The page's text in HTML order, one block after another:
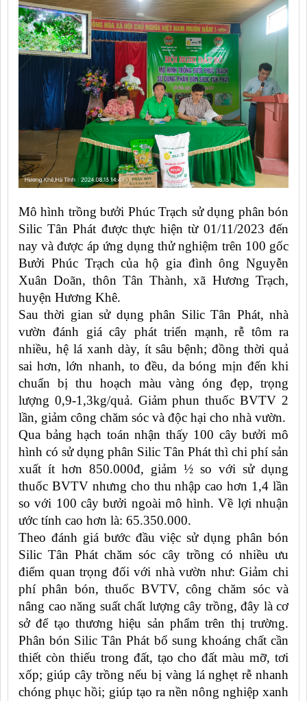
Mô hình trồng bưởi Phúc Trạch sử dụng phân bón
Silic Tân Phát được thực hiện từ 01/11/2023 đến
nay và được áp ứng dụng thử nghiệm trên 100 gốc
Bưởi Phúc Trạch của hộ gia đình ông Nguyễn
Xuân Doãn, thôn Tân Thành, xã Hương Trạch,
huyện Hương Khê.
Sau thời gian sử dụng phân Silic Tân Phát, nhà
vườn đánh giá cây phát triển mạnh, rễ tôm ra
nhiều, hệ lá xanh dày, ít sâu bệnh; đồng thời quả
sai hơn, lớn nhanh, to đều, da bóng mịn đến khi
chuẩn bị thu hoạch màu vàng óng đẹp, trọng
lượng 0,9-1,3kg/quả. Giảm phun thuốc BVTV 2
lần, giảm công chăm sóc và độc hại cho nhà vườn.
Qua bảng hạch toán nhận thấy 100 cây bưởi mô
hình có sử dụng phân Silic Tân Phát thì chi phí sản
xuất ít hơn 850.000đ, giảm ½ so với sử dụng
thuốc BVTV nhưng cho thu nhập cao hơn 1,4 lần
so với 100 cây bưởi ngoài mô hình. Về lợi nhuận
ước tính cao hơn là: 65.350.000.
Theo đánh giá bước đầu việc sử dụng phân bón
Silic Tân Phát chăm sóc cây trồng có nhiều ưu
điểm quan trọng đối với nhà vườn như: Giảm chi
phí phân bón, thuốc BVTV, công chăm sóc và
nâng cao năng suất chất lượng cây trồng, đây là cơ
sở để tạo thương hiệu sản phẩm trên thị trường.
Phân bón Silic Tân Phát bổ sung khoáng chất cần
thiết còn thiếu trong đất, tạo cho đất màu mỡ, tơi
xốp; giúp cây trồng nếu bị vàng lá nghẹt rễ nhanh
chóng phục hồi; giúp tạo ra nền nông nghiệp xanh